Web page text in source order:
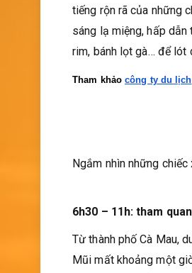
tiếng rộn rã của những
sáng lạ miệng, hấp dẫn
rim, bánh lọt gà… để lót
Tham khảo công ty du lịch
Ngắm nhìn những
6h30 – 11h: tham
Từ thành phố Cà Mau,
Mũi mất khoảng một